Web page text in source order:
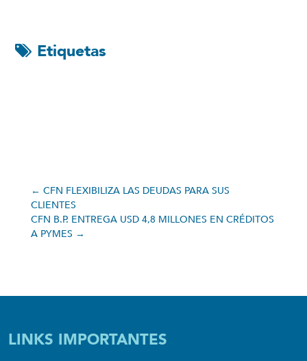
Etiquetas
← CFN FLEXIBILIZA LAS DEUDAS PARA SUS
CLIENTES
CFN B.P. ENTREGA USD 4,8 MILLONES EN CRÉDITOS
A PYMES →
LINKS IMPORTANTES